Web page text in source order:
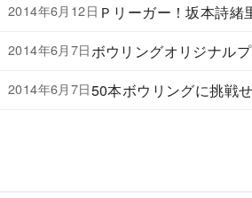
2014年6月12日 Ｐリーガー！坂本詩緒
2014年6月7日ボウリングオリジナル
2014年6月7日50本ボウリングに挑戦